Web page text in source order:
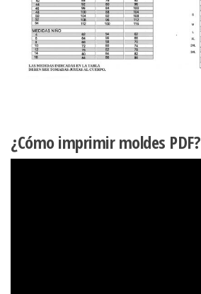
¿Cómo imprimir moldes PDF?